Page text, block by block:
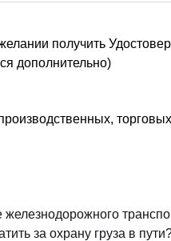
получить
дополнительно)
железнодорожного
за охрану груза в